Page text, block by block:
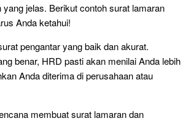
yang jelas. Berikut contoh surat lamaran
Anda ketahui!
pengantar yang baik dan akurat.
benar, HRD pasti akan menilai Anda lebih
Anda diterima di perusahaan atau
membuat surat lamaran dan